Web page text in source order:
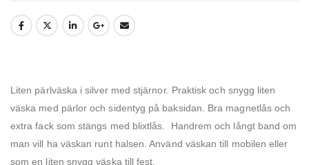
Liten pärlväska i silver med stjärnor. Praktisk och snygg liten
väska med pärlor och sidentyg på baksidan. Bra magnetlås och
extra fack som stängs med blixtlås. Handrem och långt band om
man vill ha väskan runt halsen. Använd väskan till mobilen eller
som en liten snygg väska till fest.